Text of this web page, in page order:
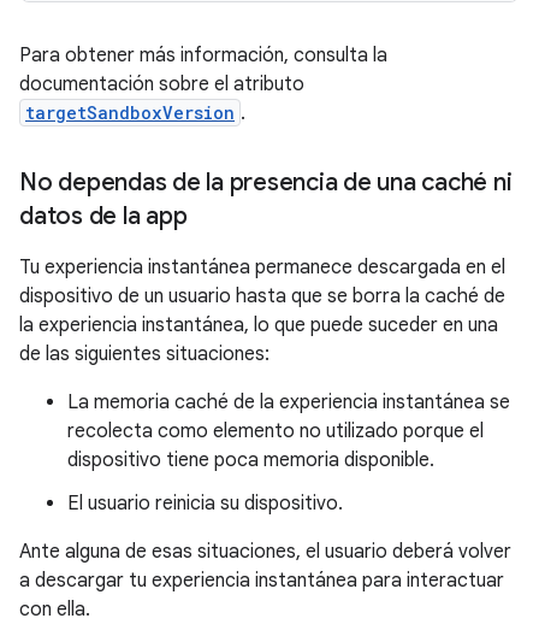
Para obtener más información, consulta la
documentación sobre el atributo
targetSandboxVersion .
No dependas de la presencia de una caché ni
datos de la app
Tu experiencia instantánea permanece descargada en el
dispositivo de un usuario hasta que se borra la caché de
la experiencia instantánea, lo que puede suceder en una
de las siguientes situaciones:
La memoria caché de la experiencia instantánea se
recolecta como elemento no utilizado porque el
dispositivo tiene poca memoria disponible.
El usuario reinicia su dispositivo.
Ante alguna de esas situaciones, el usuario deberá volver
a descargar tu experiencia instantánea para interactuar
con ella.